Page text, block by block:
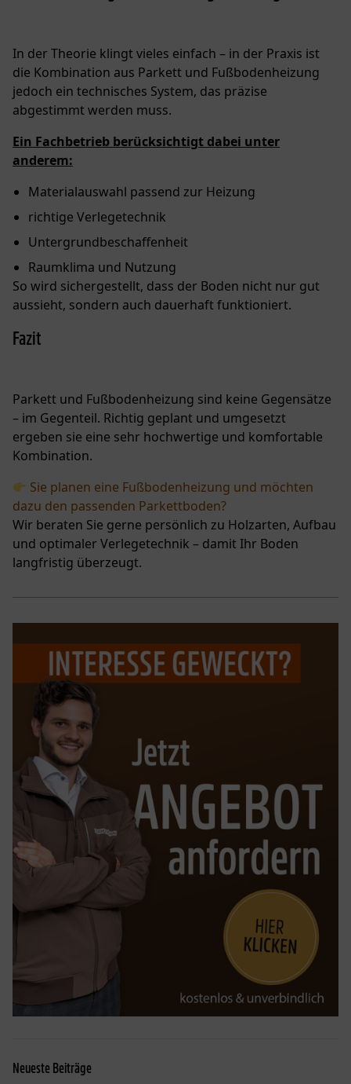
In der Theorie klingt vieles einfach – in der Praxis ist
die Kombination aus Parkett und Fußbodenheizung
jedoch ein technisches System, das präzise
abgestimmt werden muss.
Ein Fachbetrieb berücksichtigt dabei unter
anderem:
Materialauswahl passend zur Heizung
richtige Verlegetechnik
Untergrundbeschaffenheit
Raumklima und Nutzung
So wird sichergestellt, dass der Boden nicht nur gut
aussieht, sondern auch dauerhaft funktioniert.
Fazit
Parkett und Fußbodenheizung sind keine Gegensätze
– im Gegenteil. Richtig geplant und umgesetzt
ergeben sie eine sehr hochwertige und komfortable
Kombination.
Sie planen eine Fußbodenheizung und möchten
dazu den passenden Parkettboden?
Wir beraten Sie gerne persönlich zu Holzarten, Aufbau
und optimaler Verlegetechnik – damit Ihr Boden
langfristig überzeugt.
Neueste Beiträge